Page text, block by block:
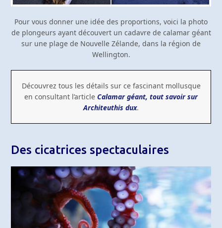
Pour vous donner une idée des proportions, voici la photo
de plongeurs ayant découvert un cadavre de calamar géant
sur une plage de Nouvelle Zélande, dans la région de
Wellington.
Découvrez tous les détails sur ce fascinant mollusque
en consultant l’article Calamar géant, tout savoir sur
Architeuthis dux.
Des cicatrices spectaculaires